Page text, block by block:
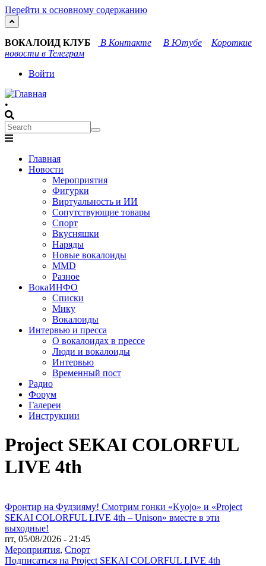
Перейти к основному содержанию
ВОКАЛОИД КЛУБ В Контакте В Ютубе
Короткие
новости в Телеграм
User
account
menu
Войти
•
Search
Search
navigation
Главная
Новости
Мероприятия
Фигурки
Виртуальность и ИИ
Сопутствующие товары
Спорт
Вкусняшки
Наряды
Новые вокалоиды
MMD
Разное
ВокаИНФО
Списки
Мику
Вокалоиды
Интервью и пресса
О вокалоидах в прессе
Люди и вокалоиды
Интервью
Временный пост
Радио
Форум
Галереи
Инструкции
Project SEKAI COLORFUL
LIVE 4th
Фронтир на Фудзияму! Смотрим гонки «Kyojo» и «Project
SEKAI COLORFUL LIVE 4th – Unison» вместе в эти
выходные!
пт, 05/08/2026 - 21:45
Мероприятия, Спорт
Подписаться на Project SEKAI COLORFUL LIVE 4th